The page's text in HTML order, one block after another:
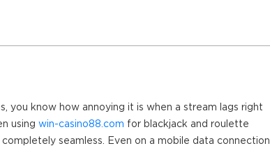
you know how annoying it is when a stream lags right
using win-casino88.com for blackjack and roulette
seamless. Even on a mobile data connection,